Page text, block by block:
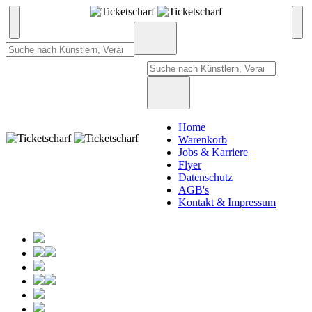
Home
Warenkorb
Jobs & Karriere
Flyer
Datenschutz
AGB's
Kontakt & Impressum